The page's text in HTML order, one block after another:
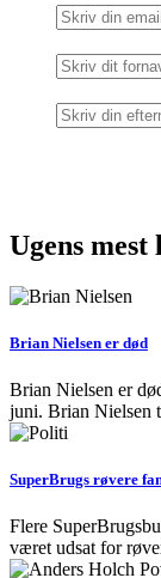
Ugens
Brian Nielsen er død
Brian Nielsen er
juni. Brian Nielsen
SuperBrugs røvere
Flere
været udsat for